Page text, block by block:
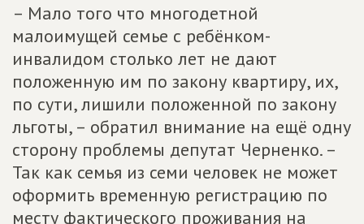
– Мало того что многодетной
малоимущей семье с ребёнком-
инвалидом столько лет не дают
положенную им по закону квартиру, их,
по сути, лишили положенной по закону
льготы, – обратил внимание на ещё одну
сторону проблемы депутат Черненко. –
Так как семья из семи человек не может
оформить временную регистрацию по
месту фактического проживания на